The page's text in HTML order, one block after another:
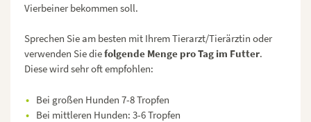
Vierbeiner bekommen soll.
Sprechen Sie am besten mit Ihrem Tierarzt/Tierärztin oder
verwenden Sie diefolgende Menge pro Tag im Futter.
Diese wird sehr oft empfohlen:
Bei großen Hunden 7-8 Tropfen
Bei mittleren Hunden: 3-6 Tropfen